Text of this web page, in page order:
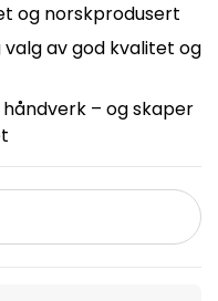
og norskprodusert
av god kvalitet og
– og skaper